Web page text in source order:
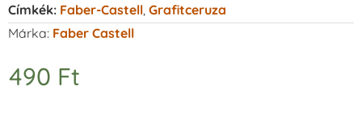
Címkék: Faber-Castell Grafitceruza
Márka: Faber Castell
490 Ft